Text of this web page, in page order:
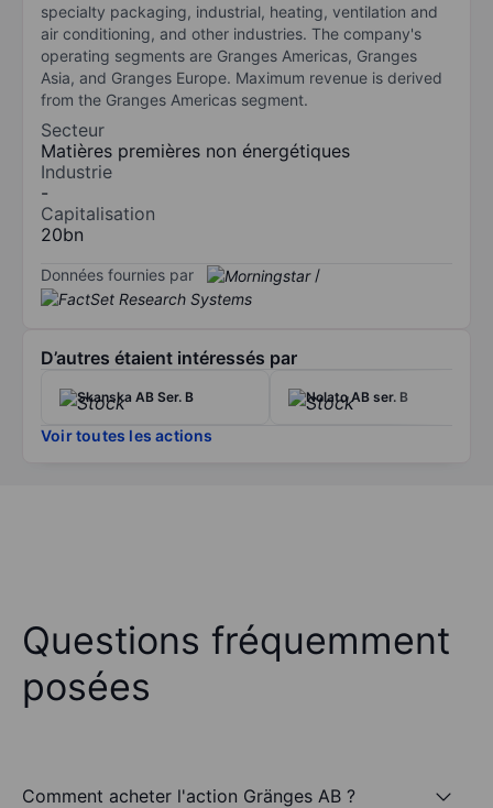
specialty packaging, industrial, heating, ventilation and
air conditioning, and other industries. The company's
operating segments are Granges Americas, Granges
Asia, and Granges Europe. Maximum revenue is derived
from the Granges Americas segment.
Secteur
Matières premières non énergétiques
Industrie
-
Capitalisation
20bn
Données fournies par /
D’autres étaient intéressés par
Skanska AB Ser. B Nolato AB ser. B
Voir toutes les actions
Questions fréquemment
posées
Comment acheter l'action Gränges AB ?